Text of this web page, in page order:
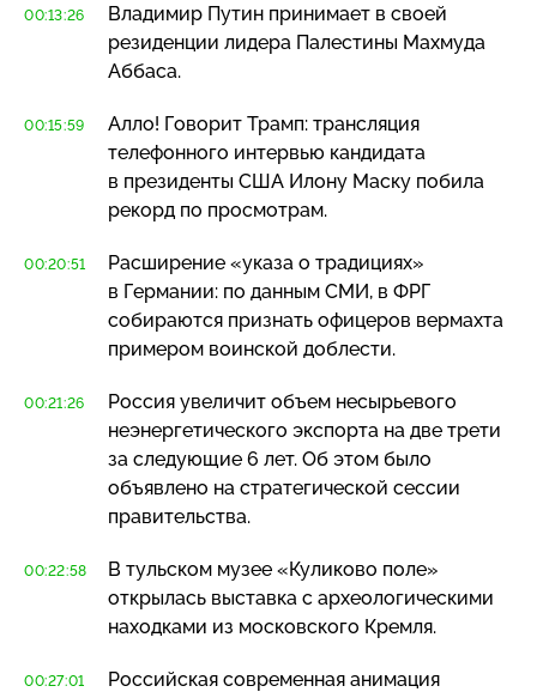
00:13:26
Владимир Путин принимает в своей
резиденции лидера Палестины Махмуда
Аббаса.
00:15:59
Алло! Говорит Трамп: трансляция
телефонного интервью кандидата
в президенты США Илону Маску побила
рекорд по просмотрам.
00:20:51
Расширение «указа о традициях»
в Германии: по данным СМИ, в ФРГ
собираются признать офицеров вермахта
примером воинской доблести.
00:21:26
Россия увеличит объем несырьевого
неэнергетического экспорта на две трети
за следующие 6 лет. Об этом было
объявлено на стратегической сессии
правительства.
00:22:58
В тульском музее «Куликово поле»
открылась выставка с археологическими
находками из московского Кремля.
00:27:01
Российская современная анимация